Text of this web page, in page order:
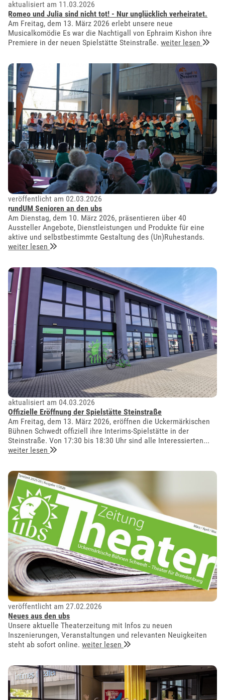
aktualisiert am 11.03.2026
Romeo und Julia sind nicht tot! - Nur unglücklich verheiratet.
Am Freitag, dem 13. März 2026 erlebt unsere neue
Musicalkomödie Es war die Nachtigall von Ephraim Kishon ihre
Premiere in der neuen Spielstätte Steinstraße.weiter lesen
veröffentlicht am 02.03.2026
rundUM Senioren an den ubs
Am Dienstag, dem 10. März 2026, präsentieren über 40
Aussteller Angebote, Dienstleistungen und Produkte für eine
aktive und selbstbestimmte Gestaltung des (Un)Ruhestands.
weiter lesen
aktualisiert am 04.03.2026
Offizielle Eröffnung der Spielstätte Steinstraße
Am Freitag, dem 13. März 2026, eröffnen die Uckermärkischen
Bühnen Schwedt offiziell ihre Interims-Spielstätte in der
Steinstraße. Von 17:30 bis 18:30 Uhr sind alle Interessierten...
weiter lesen
veröffentlicht am 27.02.2026
Neues aus den ubs
Unsere aktuelle Theaterzeitung mit Infos zu neuen
Inszenierungen, Veranstaltungen und relevanten Neuigkeiten
steht ab sofort online.weiter lesen